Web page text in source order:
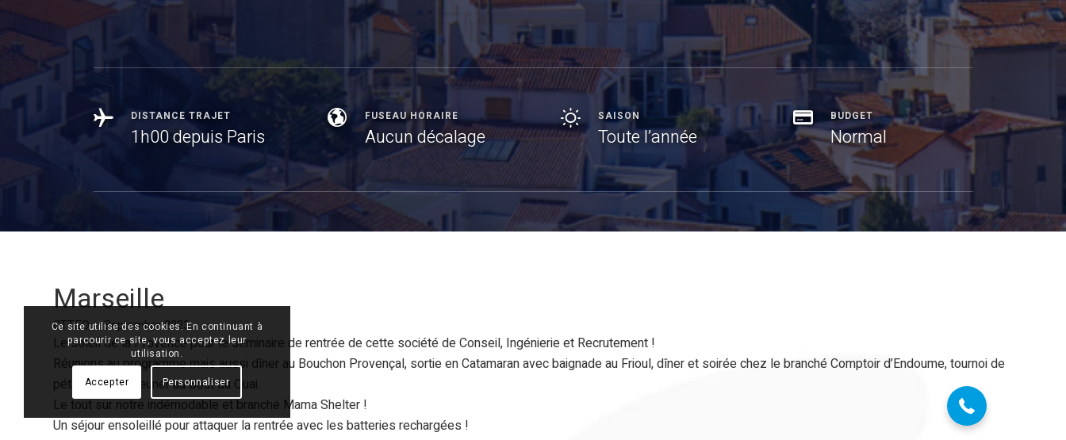
DISTANCE TRAJET
1h00 depuis Paris
FUSEAU HORAIRE
Aucun décalage
SAISON
Toute l’année
BUDGET
Normal
Marseille
OTTEO – Septembre 2023
Le soleil de la Provence pour le séminaire de rentrée de cette société de Conseil, Ingénierie et Recrutement !
Réunions au programme mais aussi dîner au Bouchon Provençal, sortie en Catamaran avec baignade au Frioul, dîner et soirée chez le branché Comptoir d’Endoume, tournoi de
pétanque et déjeuner au Bout du Quai.
Le tout sur notre indémodable et branché Mama Shelter !
Un séjour ensoleillé pour attaquer la rentrée avec les batteries rechargées !
Ce site utilise des cookies. En continuant à
parcourir ce site, vous acceptez leur
utilisation.
Accepter Personnaliser